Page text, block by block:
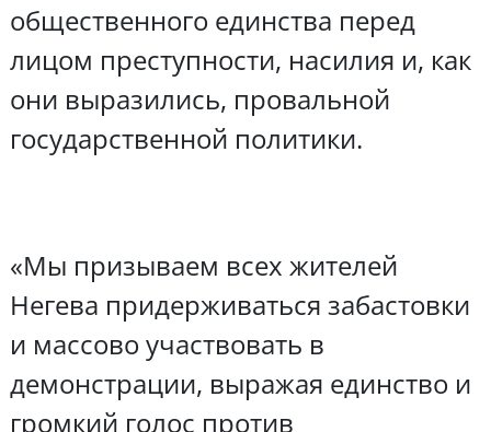
общественного единства перед
лицом преступности, насилия и, как
они выразились, провальной
государственной политики.
«Мы призываем всех жителей
Негева придерживаться забастовки
и массово участвовать в
демонстрации, выражая единство и
громкий голос против